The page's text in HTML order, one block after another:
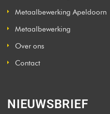
Metaalbewerking Apeldoorn
Metaalbewerking
Over ons
Contact
NIEUWSBRIEF